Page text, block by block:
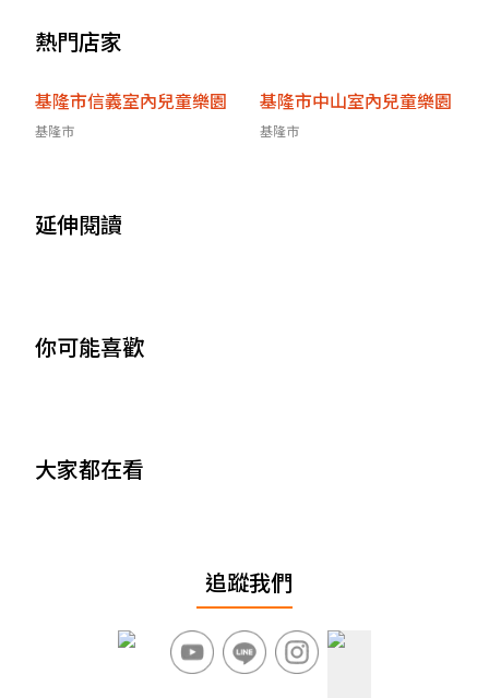
熱門店家
基隆市信義室內兒童樂園
基隆市
基隆市中山室內兒童樂園
基隆市
延伸閱讀
你可能喜歡
大家都在看
追蹤我們